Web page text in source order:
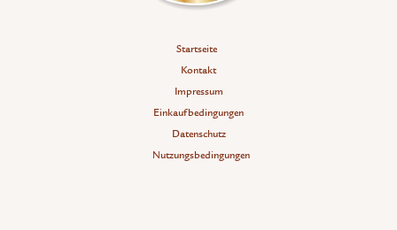
Startseite
Kontakt
Impressum
Einkaufbedingungen
Datenschutz
Nutzungsbedingungen